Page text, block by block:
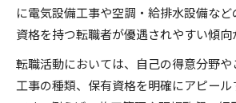
に電気設備工事や空調・給排水設備な
資格を持つ転職者が優遇されやすい傾向
転職活動においては、自己の得意分野
工事の種類、保有資格を明確にアピー